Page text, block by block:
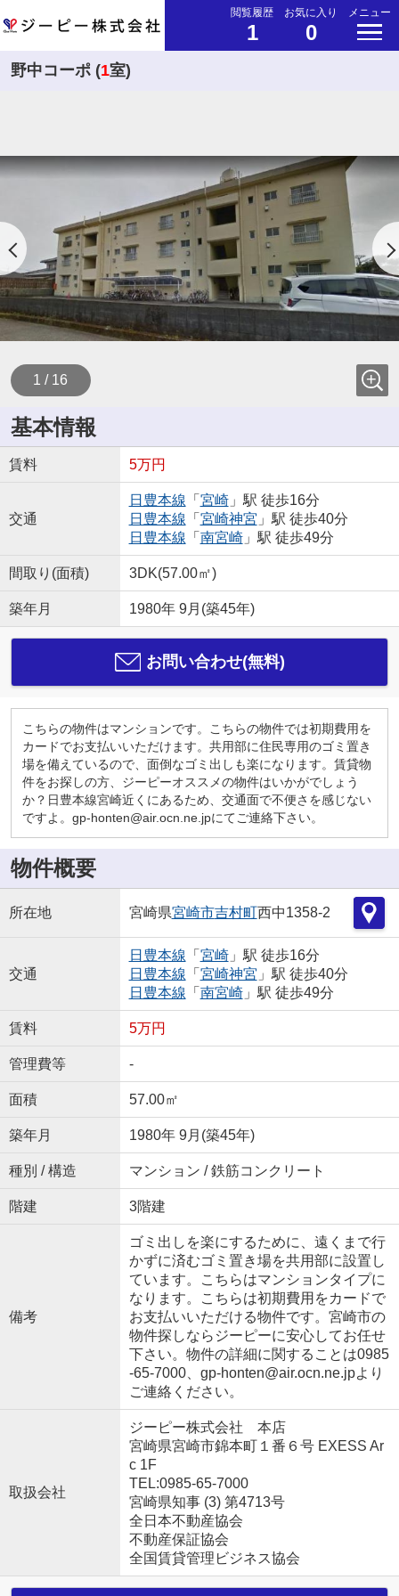
閲覧履歴
1
お気に入り
0
メニュー
野中コーポ (1室)
1 / 16
基本情報
賃料 5万円
交通
日豊本線 「 宮崎」駅 徒歩16分
日豊本線 「 宮崎神宮 」駅 徒歩40分
日豊本線 「 南宮崎」駅 徒歩49分
間取り(面積) 3DK(57.00㎡)
築年月 1980年 9月(築45年)
お問い合わせ(無料)
こちらの物件はマンションです。こちらの物件では初期費用を
カードでお支払いいただけます。共用部に住民専用のゴミ置き
場を備えているので、面倒なゴミ出しも楽になります。賃貸物
件をお探しの方、ジーピーオススメの物件はいかがでしょう
か？日豊本線宮崎近くにあるため、交通面で不便さを感じない
ですよ。gp-honten@air.ocn.ne.jpにてご連絡下さい。
物件概要
所在地 宮崎県宮崎市吉村町西中1358-2
交通
日豊本線 「 宮崎」駅 徒歩16分
日豊本線 「 宮崎神宮 」駅 徒歩40分
日豊本線 「 南宮崎」駅 徒歩49分
賃料 5万円
管理費等 -
面積 57.00㎡
築年月 1980年 9月(築45年)
種別 / 構造 マンション / 鉄筋コンクリート
階建 3階建
備考
ゴミ出しを楽にするために、遠くまで行
かずに済むゴミ置き場を共用部に設置し
ています。こちらはマンションタイプに
なります。こちらは初期費用をカードで
お支払いいただける物件です。宮崎市の
物件探しならジーピーに安心してお任せ
下さい。物件の詳細に関することは0985
-65-7000、gp-honten@air.ocn.ne.jpより
ご連絡ください。
取扱会社
ジーピー株式会社 本店
宮崎県宮崎市錦本町１番６号 EXESS Ar
c 1F
TEL:0985-65-7000
宮崎県知事 (3) 第4713号
全日本不動産協会
不動産保証協会
全国賃貸管理ビジネス協会